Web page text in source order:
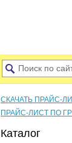
СКАЧАТЬ ПРАЙС-
ПРАЙС-ЛИСТ ПО
Каталог